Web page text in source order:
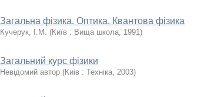
Загальна фізика. Оптика. Квантова фізика
Кучерук, І.М. (Київ : Вища школа, 1991)
Загальний курс фізики
Невідомий автор (Киiв : Техніка, 2003)